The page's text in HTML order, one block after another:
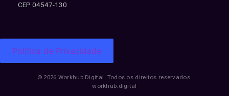
CEP 04547-130
Politica de Privacidade
© 2026 Workhub Digital. Todos os direitos reservados.
workhub.digital